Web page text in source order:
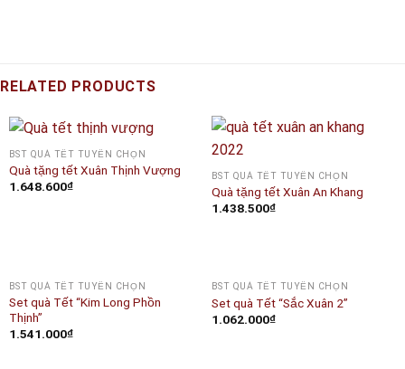
RELATED PRODUCTS
BST QUÀ TẾT TUYỂN CHỌN
Quà tặng tết Xuân Thịnh Vượng
1.648.600₫
BST QUÀ TẾT TUYỂN CHỌN
Quà tặng tết Xuân An Khang
1.438.500₫
BST QUÀ TẾT TUYỂN CHỌN
Set quà Tết “Kim Long Phồn
Thịnh”
1.541.000₫
BST QUÀ TẾT TUYỂN CHỌN
Set quà Tết “Sắc Xuân 2”
1.062.000₫